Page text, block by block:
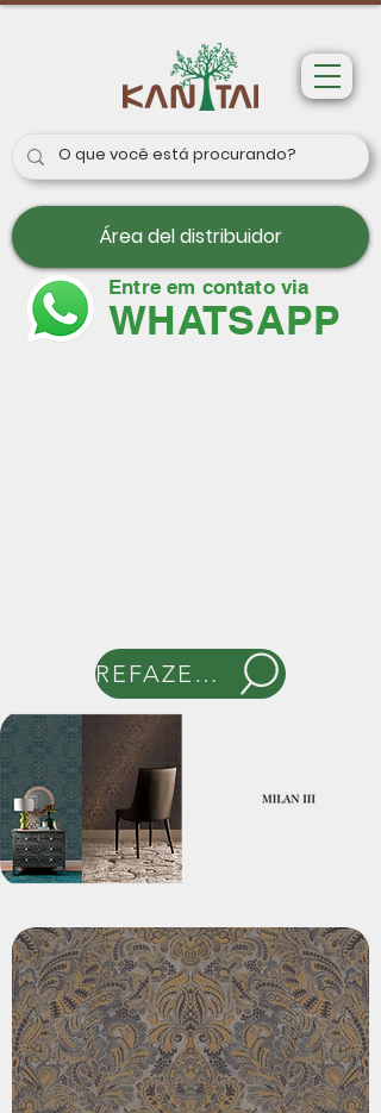
Área del distribuidor
Entre em contato via
WHATSAPP
REFAZER BUSCA